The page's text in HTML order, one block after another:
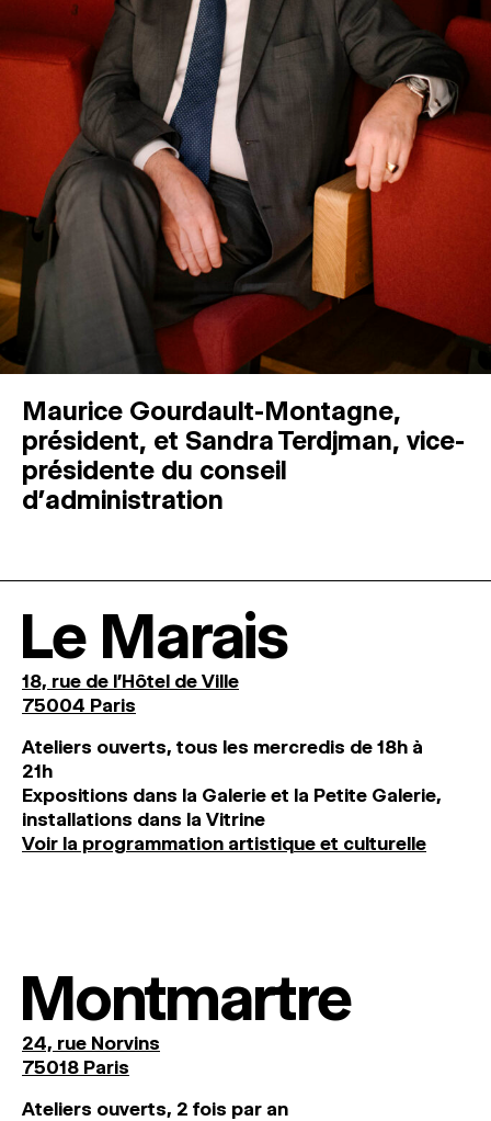
Maurice Gourdault-Montagne,
président, et Sandra Terdjman, vice-
présidente du conseil
d’administration
Le Marais
18, rue de l'Hôtel de Ville
75004 Paris
Ateliers ouverts, tous les mercredis de 18h à
21h
Expositions dans la Galerie et la Petite Galerie,
installations dans la Vitrine
Voir la programmation artistique et culturelle
Montmartre
24, rue Norvins
75018 Paris
Ateliers ouverts, 2 fois par an